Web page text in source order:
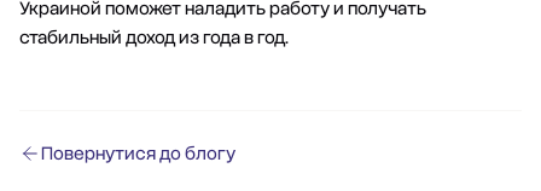
Украиной поможет наладить работу и получать
стабильный доход из года в год.
Повернутися до блогу